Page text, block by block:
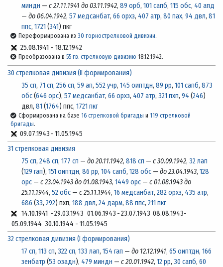
миндн — с 27.11.1941 до 03.11.1942, 89 орб, 101 сапб, 115 обс, 40 апд
— до 06.04.1942, 57 медсанбат, 66 орхз, 407 атр, 80 пах, 94 двл, 81
ппс, 1721 (341) пкг
Переформирована из30 горнострелковой дивизии.
25.08.1941 - 18.12.1942
Преобразована в55 гв. стрелковую дивизию 18.12.1942.
30 стрелковая дивизия (II формирования)
35 сп, 71 сп, 256 сп, 59 ап, 552 учр, 145 оиптдн, 89 рр, 101 сапб, 873
обс(646 орс), 57 медсанбат, 66 орхз, 407 атр, 321 пхп, 94 (246)
двл, 81 (1764) ппс, 1721 пкг
Сформирована на базе 16 стрелковой бригады и 119 стрелковой
бригады.
09.07.1943- 11.05.1945
31 стрелковая дивизия
75 сп, 248 сп, 177 сп — до 20.11.1942, 818 сп — с 30.09.1942, 32 лап
(129 гап), 151 оиптдн, 86 рр, 104 сапб, 128 обс — до 23.04.1943, 128
орс — с 23.04.1943 до 01.08.1943, 1449 орс — с 01.08.1943 до
25.11.1944, 52 обс — с 25.11.1944, 16 медсанбат, 282 орхз, 435 атр,
686 (33, 292) пхп, 188 двл, 24 дарм, 88 ппс, 211 пкг
14.10.1941 -29.03.1943 01.06.1943 -23.07.1943 08.08.1943-
05.09.1944 30.10.1944 - 11.05.1945
32 стрелковая дивизия (I формирования)
17 сп, 113 сп, 322 сп, 133 лап, 154 гап — до 12.12.1941, 65 оиптдн, 166
зенбатр (53 озадн), 479 миндн — с 20.01.1942, 12 рр, 30 сапб, 60